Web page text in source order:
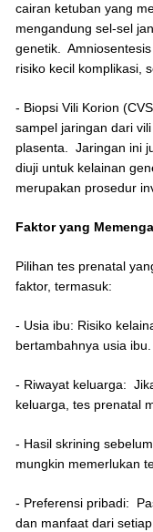
cairan ketuban yang
mengandung sel-sel
genetik.
risiko kecil komplikasi,
- Biopsi Vili Korion
sampel jaringan dari
plasenta. Jaringan ini
diuji untuk kelainan
merupakan prosedur
Faktor yang
Pilihan tes prenatal
faktor, termasuk:
- Usia ibu: Risiko
bertambahnya usia ibu.
- Riwayat keluarga:
keluarga, tes prenatal
- Hasil skrining
mungkin memerlukan
- Preferensi pribadi:
dan manfaat dari